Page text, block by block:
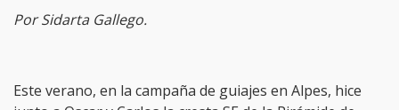
Por Sidarta Gallego.
Este verano, en la campaña de guiajes en Alpes, hice